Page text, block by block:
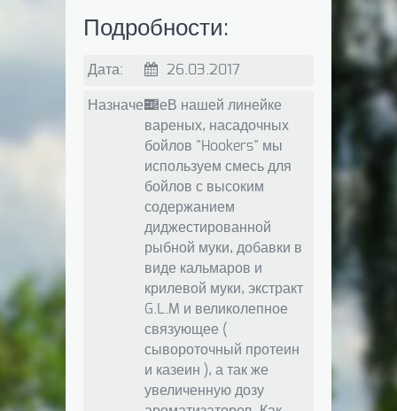
Подробности:
Дата: 26.03.2017
Назначение:В нашей линейке
вареных, насадочных
бойлов "Hookers" мы
используем смесь для
бойлов с высоким
содержанием
диджестированной
рыбной муки, добавки в
виде кальмаров и
крилевой муки, экстракт
G.L.M и великолепное
связующее (
сывороточный протеин
и казеин ), а так же
увеличенную дозу